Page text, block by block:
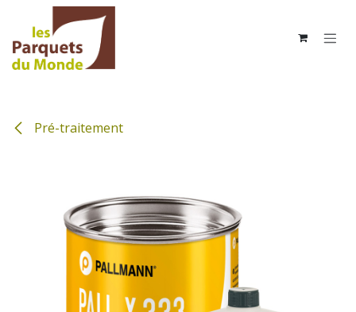
Se rendre au contenu
Pré-traitement